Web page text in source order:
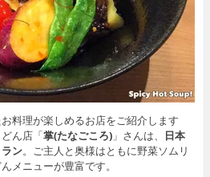
料理が楽しめるお店をご紹介します
ん店「掌(たなごころ)」さんは、
日本
ン。ご主人と奥様はともに野菜ソムリ
メニューが豊富です。